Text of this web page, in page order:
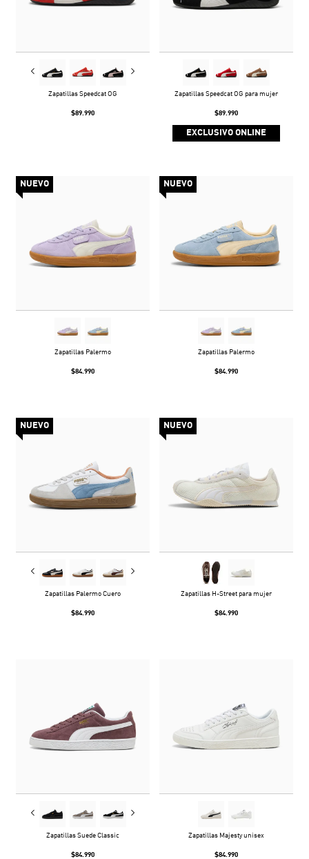
Zapatillas Speedcat OG
$89.990
Zapatillas Speedcat OG para mujer
$89.990
EXCLUSIVO ONLINE
NUEVO
Zapatillas Palermo
$84.990
NUEVO
Zapatillas Palermo
$84.990
NUEVO
Zapatillas Palermo Cuero
$84.990
NUEVO
Zapatillas H-Street para mujer
$84.990
Zapatillas Suede Classic
$84.990
Zapatillas Majesty unisex
$84.990